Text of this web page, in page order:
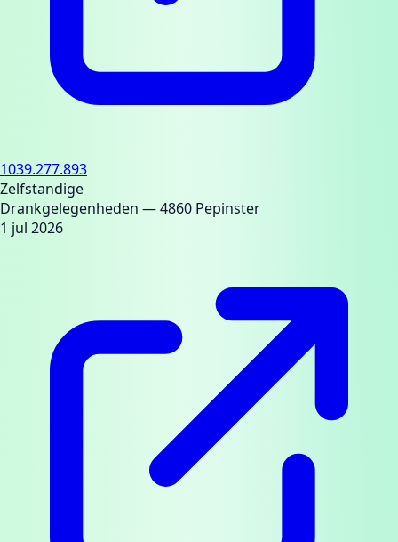
1039.277.893
Zelfstandige
Drankgelegenheden — 4860 Pepinster
1 jul 2026